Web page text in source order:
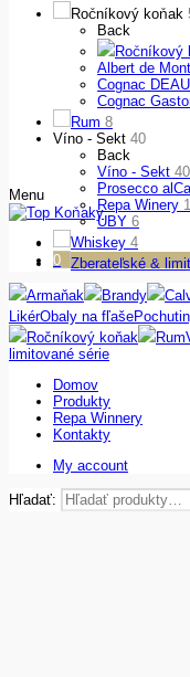
Ročníkový koňak
Back
Ročníkový
Albert de
Cognac DEAU
Cognac
Rum 8
Víno - Sekt 40
Back
Víno - Sekt 40
Prosecco
Repa Winery
UBY 6
Whiskey 4
Zberateľské &
Menu
0
Armaňak Brandy
LikérObaly na fľaše
Ročníkový koňak
Rum
limitované série
Domov
Produkty
Repa Winnery
Kontakty
My account
Hľadať: